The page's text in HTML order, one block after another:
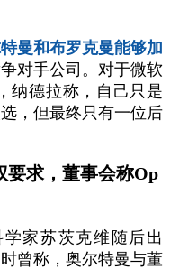
曼和布罗克曼能够加
对手公司。对于微软
纳德拉称，自己只是
，但最终只有一位后
要求，董事会称Op
家苏茨克维随后出
曾称，奥尔特曼与董